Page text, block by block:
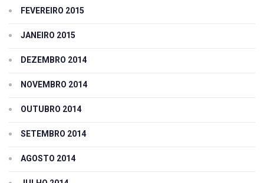
FEVEREIRO 2015
JANEIRO 2015
DEZEMBRO 2014
NOVEMBRO 2014
OUTUBRO 2014
SETEMBRO 2014
AGOSTO 2014